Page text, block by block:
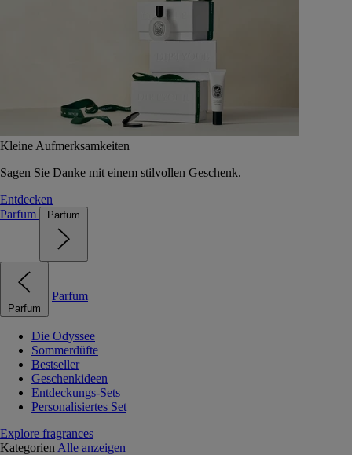
Kleine Aufmerksamkeiten
Sagen Sie Danke mit einem stilvollen Geschenk.
Entdecken
Parfum
Parfum
Parfum
Parfum
Die Odyssee
Sommerdüfte
Bestseller
Geschenkideen
Entdeckungs-Sets
Personalisiertes Set
Explore fragrances
Kategorien Alle anzeigen